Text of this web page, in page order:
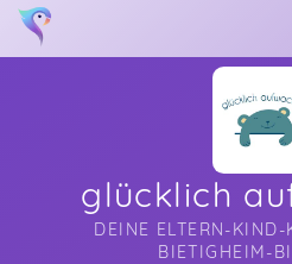
glücklich
DEINE ELTERN-
BIETIGHEIM-